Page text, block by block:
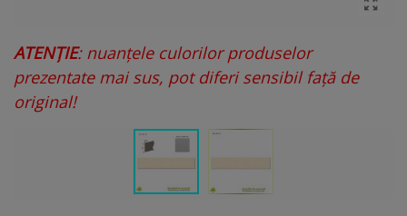
ATENȚIE: nuanțele culorilor produselor
prezentate mai sus, pot diferi sensibil față de
original!